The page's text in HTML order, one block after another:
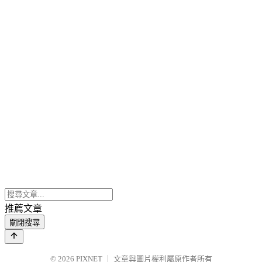
推薦文章
關閉搜尋
© 2026 PIXNET 文章與圖片權利屬原作者所有